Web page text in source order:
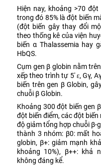
Hiện nay, khoảng >70
trong đó 85% là đột biến
(đột biến gây thay đổi
theo thống kê của viện
biến α Thalassemia hay
HbQS.
Cụm gen β globin nằm
xếp theo trình tự 5′ ɛ, Gγ,
biến trên gen β Globin,
chuỗi β Globin.
Khoảng 300 đột biến gen
đột biến điểm, các đột
độ giảm tổng hợp chuỗi β-
thành 3 nhóm: β0: mất
globin, β+: giảm mạnh
khoảng 10%), β++: khả
không đáng kể.